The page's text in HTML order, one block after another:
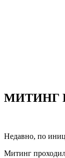
МИТИНГ
Недавно, по
Митинг